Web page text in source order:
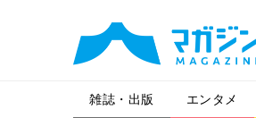
雑誌・出版 エンタメ